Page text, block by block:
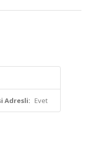
Adresli: Evet